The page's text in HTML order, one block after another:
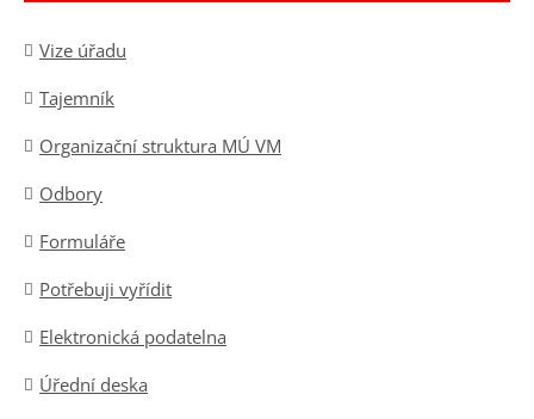
Vize úřadu
Tajemník
Organizační struktura MÚ VM
Odbory
Formuláře
Potřebuji vyřídit
Elektronická podatelna
Úřední deska